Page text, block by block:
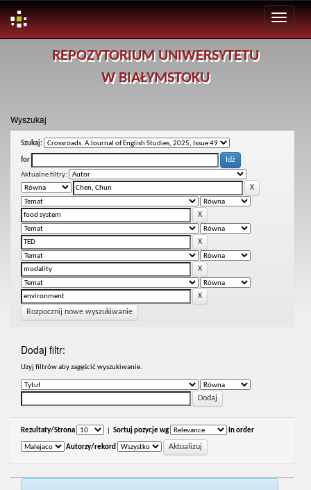
REPOZYTORIUM UNIWERSYTETU
W BIAŁYMSTOKU
Wyszukaj
Szukaj:
for
Aktualne filtry:
Rozpocznij nowe wyszukiwanie
Dodaj filtr:
Uzyj filtrów aby zagęścić wyszukiwanie.
Rezultaty/Strona Sortuj pozycje wg In order
Autorzy/rekord